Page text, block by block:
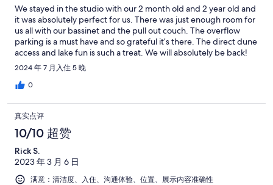
We stayed in the studio with our 2 month old and 2 year old and
it was absolutely perfect for us. There was just enough room for
us all with our bassinet and the pull out couch. The overflow
parking is a must have and so grateful it’s there. The direct dune
access and lake fun is such a treat. We will absolutely be back!
2024 年 7 月入住 5 晚
0
真实点评
10/10 超赞
Rick S.
2023 年 3 月 6 日
满意：清洁度、入住、沟通体验、位置、展示内容准确性